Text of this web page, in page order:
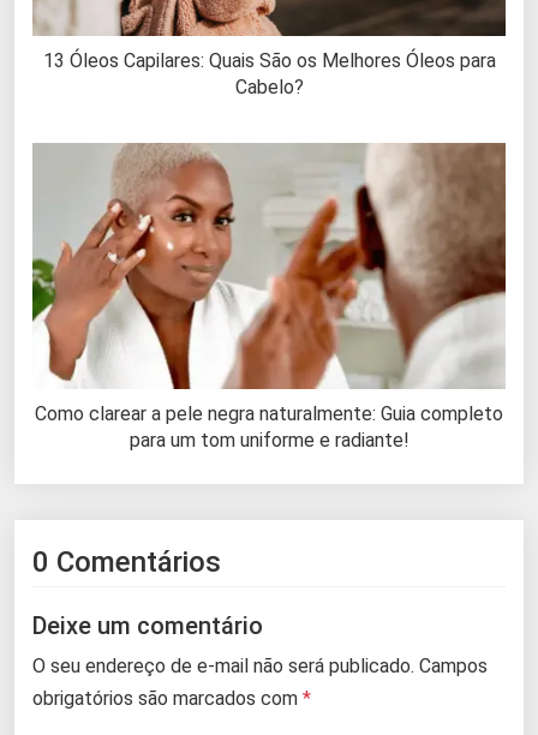
13 Óleos Capilares: Quais São os Melhores Óleos para
Cabelo?
Como clarear a pele negra naturalmente: Guia completo
para um tom uniforme e radiante!
0 Comentários
Deixe um comentário
O seu endereço de e-mail não será publicado. Campos
obrigatórios são marcados com *